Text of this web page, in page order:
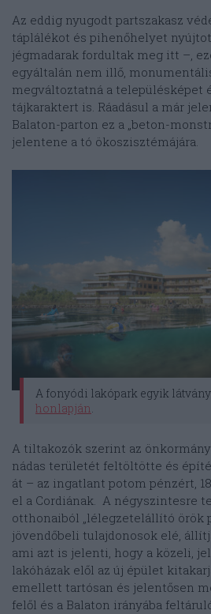
Az eddig nyugodt partszakasz
táplálékot és pihenőhelyet
jégmadarak fordultak meg itt –,
egyáltalán nem illő,
megváltoztatná a településképet
tájkaraktert is. Ráadásul a már
Balaton-parton ez a „beton-
jelentene a tó ökoszisztémájára.
A fonyódi lakópark egyik
honlapján.
A tiltakozók szerint az
nádas területét feltöltötte és
át – az ingatlant potom pénzért,
el a Cordiának. A négyszintesre
otthonaiból „lélegzetelállító örök
jövendőbeli tulajdonosok elé,
ami azt is jelenti, hogy a közeli,
lakóházak elől az új épület
emellett tartósan és jelentősen
felől és a Balaton irányába